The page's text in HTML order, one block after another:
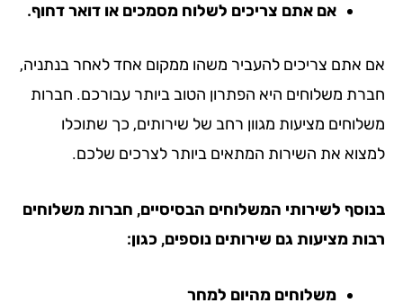
אם אתם צריכים לשלוח מסמכים או דואר דחוף.
אתם צריכים להעביר משהו ממקום אחד לאחר בנתניה,
משלוחים היא הפתרון הטוב ביותר עבורכם. חברות
מציעות מגוון רחב של שירותים, כך שתוכלו
את השירות המתאים ביותר לצרכים שלכם.
לשירותי המשלוחים הבסיסיים, חברות משלוחים
מציעות גם שירותים נוספים, כגון:
משלוחים מהיום למחר